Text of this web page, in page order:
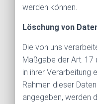
werden können.
Löschung von
Die von uns
Maßgabe der Art. 17
in ihrer Verarbeitung
Rahmen dieser
angegeben, werden